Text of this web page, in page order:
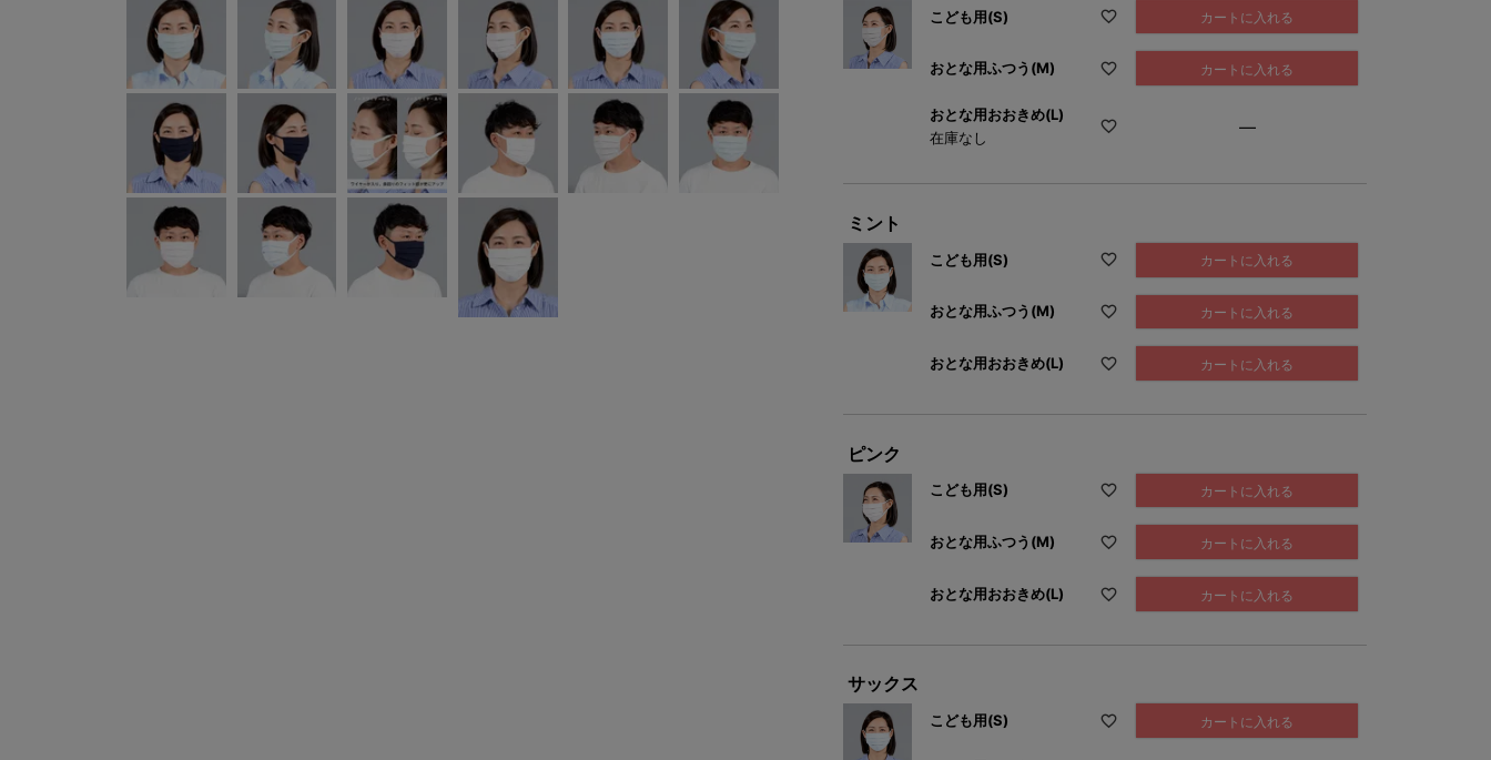
こども用(S) カートに入れる
おとな用ふつう(M) カートに入れる
おとな用おおきめ(L)
在庫なし
—
ミント
こども用(S) カートに入れる
おとな用ふつう(M) カートに入れる
おとな用おおきめ(L) カートに入れる
ピンク
こども用(S) カートに入れる
おとな用ふつう(M) カートに入れる
おとな用おおきめ(L) カートに入れる
サックス
こども用(S) カートに入れる